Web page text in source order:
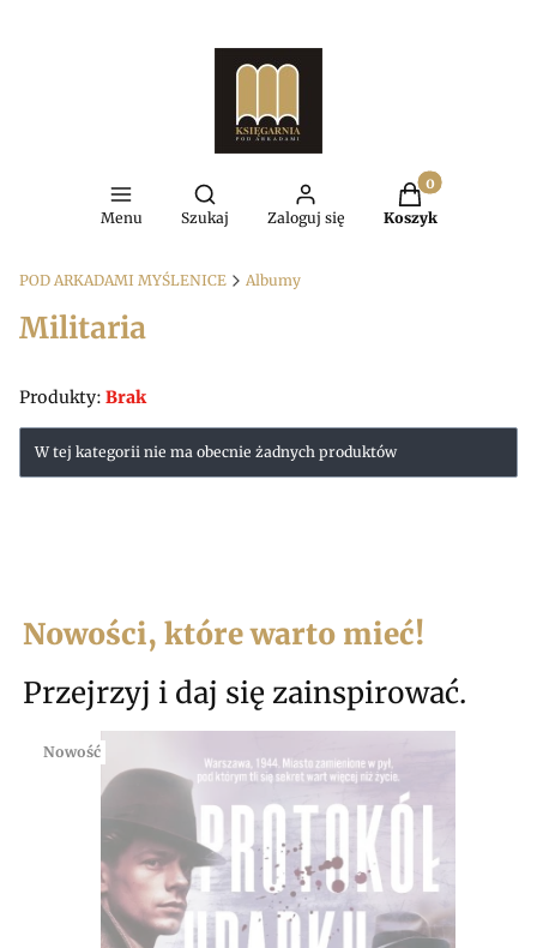
Menu
Otwórz wyszukiwarkę
Szukaj Zaloguj się
Produkty w
Koszyk
POD ARKADAMI MYŚLENICE Albumy
Militaria
Produkty: Brak
Lista produktów
W tej kategorii nie ma obecnie żadnych produktów
Nowości, które warto mieć!
Przejrzyj i daj się zainspirować.
Nowość